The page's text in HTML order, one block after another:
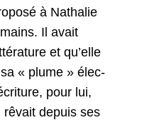
à Nathalie
Il avait
et qu’elle
« plume » élec­
pour lui,
rêvait depuis ses